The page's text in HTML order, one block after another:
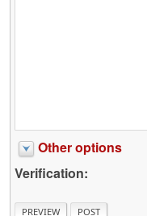
Other options
Verification: